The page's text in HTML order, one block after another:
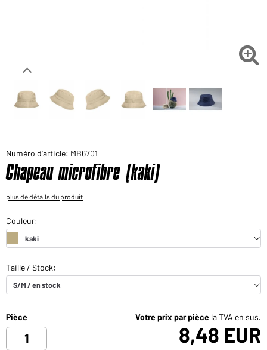

Numéro d'article: MB6701
Chapeau microfibre (kaki)
plus de détails du produit
Pièce Votre prix par pièce la TVA en sus.
8,48 EUR